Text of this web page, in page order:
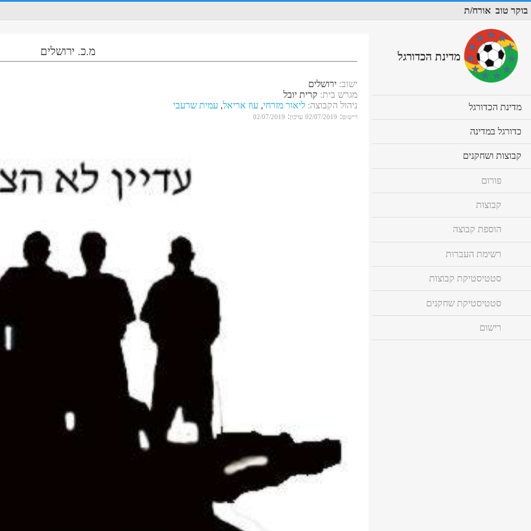
בוקר טוב אורח/ת
מ.כ. ירושלים
ישוב: ירושלים
מגרש בית: קרית יובל
ניהול הקבוצה: ליאור מזרחי, עוז אריאל, עמית שרעבי
רישום:
02/07/2019 עדכון:
02/07/2019
מדינת הכדורגל
מדינת הכדורגל
to
כדורגל במדינה
to
קבוצות ושחקנים
to
פורום
קבוצות
הוספת קבוצה
רשימת העברות
סטטיסטיקת קבוצות
סטטיסטיקת שחקנים
רישום